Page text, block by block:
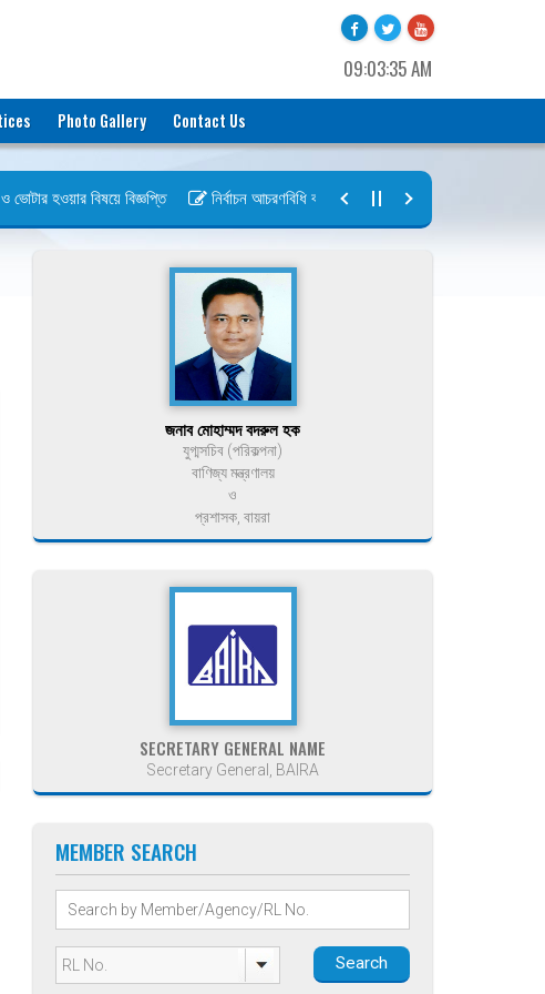
09:03:35 AM
Photo Gallery Contact Us
হওয়ার বিষয়ে বিজ্ঞপ্তি নির্বাচন আচরণবিধি বায়রা ২০২৬-২০২৮
জনাব মোহাম্মদ বদরুল হক
যুগ্মসচিব (পরিকল্পনা)
বাণিজ্য মন্ত্রণালয়
ও
প্রশাসক, বায়রা
SECRETARY GENERAL NAME
Secretary General, BAIRA
MEMBER SEARCH
Search